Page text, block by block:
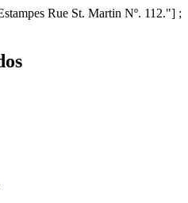
Rue St. Martin Nº. 112."] ;